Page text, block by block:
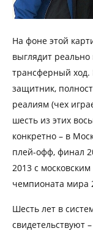
На фоне этой
выглядит
трансферный
защитник,
реалиям (чех
шесть из этих
конкретно – в
плей-офф, финал
2013 с
чемпионата мира
Шесть лет в
свидетельствуют